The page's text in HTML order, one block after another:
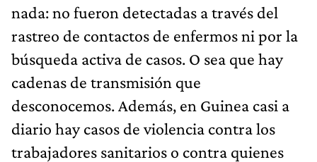
nada: no fueron detectadas a través del
rastreo de contactos de enfermos ni por la
búsqueda activa de casos. O sea que hay
cadenas de transmisión que
desconocemos. Además, en Guinea casi a
diario hay casos de violencia contra los
trabajadores sanitarios o contra quienes